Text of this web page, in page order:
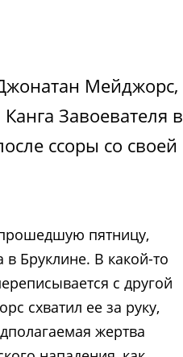
Мейджорс,
Завоевателя в
ссоры со своей
пятницу,
в Бруклине. В какой-то
с другой
схватил ее за руку,
жертва